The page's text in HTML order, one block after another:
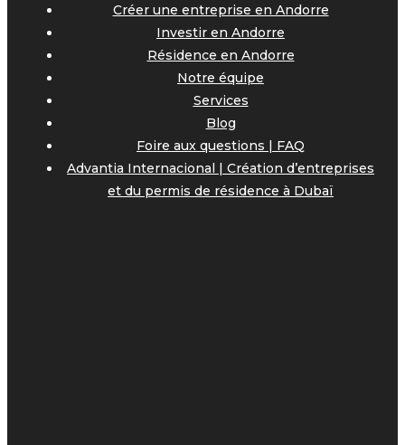
Créer une entreprise en Andorre
Investir en Andorre
Résidence en Andorre
Notre équipe
Services
Blog
Foire aux questions | FAQ
Advantia Internacional | Création d’entreprises
et du permis de résidence à Dubaï